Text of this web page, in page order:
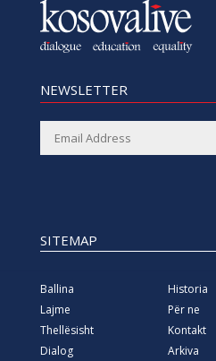
NEWSLETTER
SITEMAP
Ballina
Lajme
Thellësisht
Dialog
Historia
Për ne
Kontakt
Arkiva